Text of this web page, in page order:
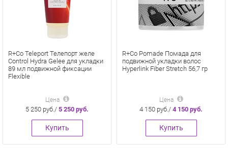
R+Co Teleport Телепорт желе
Control Hydra Gelee для укладки
89 мл подвижной фиксации
Flexible
Цена
5 250 руб./ 5 250 руб.
Купить
R+Co Pomade Помада для
подвижной укладки волос
Hyperlink Fiber Stretch 56,7 гр
Цена
4 150 руб./ 4 150 руб.
Купить